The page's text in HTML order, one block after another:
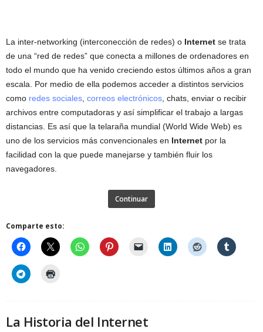
La inter-networking (interconección de redes) o Internet se trata
de una “red de redes” que conecta a millones de ordenadores en
todo el mundo que ha venido creciendo estos últimos años a gran
escala. Por medio de ella podemos acceder a distintos servicios
como redes sociales correos electrónicos , chats, enviar o recibir
archivos entre computadoras y así simplificar el trabajo a largas
distancias. Es así que la telaraña mundial (World Wide Web) es
uno de los servicios más convencionales en Internet por la
facilidad con la que puede manejarse y también fluir los
navegadores.
Continuar
Comparte esto:
La Historia del Internet